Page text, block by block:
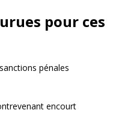
pour ces
pénales
encourt